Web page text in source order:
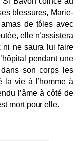
blessures, Marie-
de tôles avec
elle n’assistera
ni ne saura lui faire
pendant une
son corps les
la vie à l’homme à
l’âme à côté de
mort pour elle.